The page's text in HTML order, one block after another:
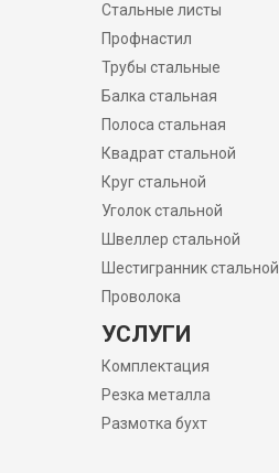
Стальные листы
Профнастил
Трубы стальные
Балка стальная
Полоса стальная
Квадрат стальной
Круг стальной
Уголок стальной
Швеллер стальной
Шестигранник стальной
Проволока
УСЛУГИ
Комплектация
Резка металла
Размотка бухт